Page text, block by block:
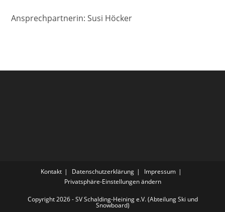
Ansprechpartnerin: Susi Höcker
Kontakt Datenschutzerklärung
Impressum
Privatsphäre-Einstellungen ändern
Copyright 2026 - SV Schalding-Heining e.V. (Abteilung Ski und
Snowboard)